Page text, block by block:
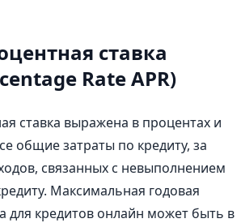
ставка
Rate APR)
ставка выражена в процентах и
общие затраты по кредиту, за
связанных с невыполнением
Максимальная годовая
для кредитов онлайн может быть в